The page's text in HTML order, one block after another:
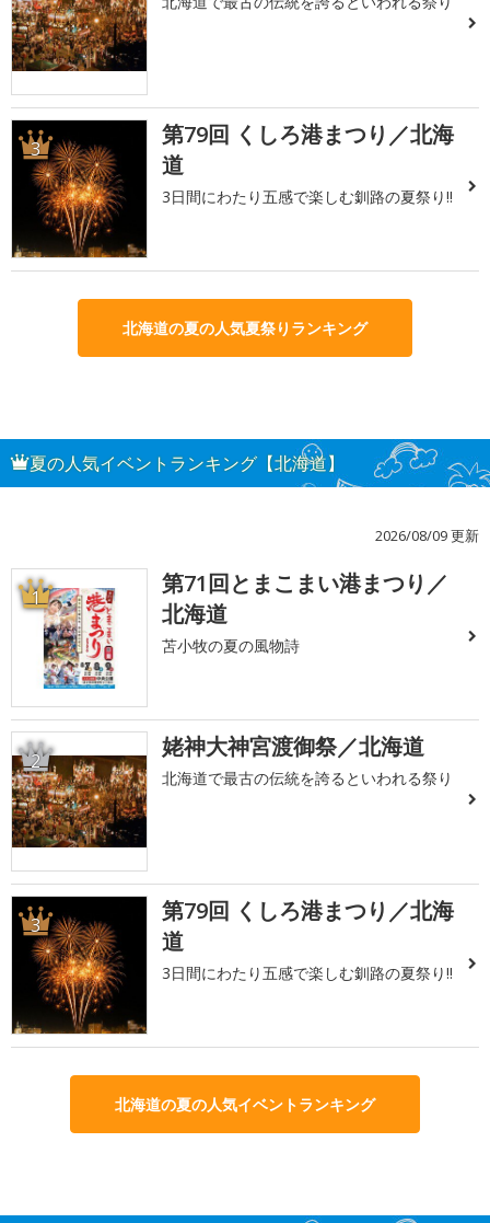
3
第79回 くしろ港まつり／北海
道
3日間にわたり五感で楽しむ釧路の夏祭り!!
北海道の夏の人気夏祭りランキング
夏の人気イベントランキング【北海道】
2026/08/09 更新
1
第71回とまこまい港まつり／
北海道
苫小牧の夏の風物詩
2 姥神大神宮渡御祭／北海道
北海道で最古の伝統を誇るといわれる祭り
3
第79回 くしろ港まつり／北海
道
3日間にわたり五感で楽しむ釧路の夏祭り!!
北海道の夏の人気イベントランキング